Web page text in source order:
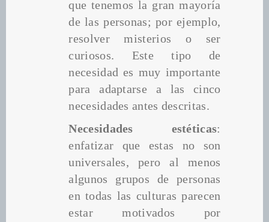
que tenemos la gran mayoría
de las personas; por ejemplo,
resolver misterios o ser
curiosos. Este tipo de
necesidad es muy importante
para adaptarse a las cinco
necesidades antes descritas.
Necesidades estéticas:
enfatizar que estas no son
universales, pero al menos
algunos grupos de personas
en todas las culturas parecen
estar motivados por